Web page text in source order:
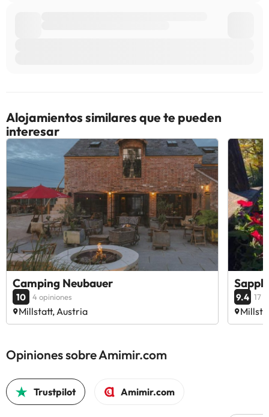
Alojamientos similares que te pueden
interesar
Camping Neubauer
10 4 opiniones
Millstatt, Austria
9.4 17
Opiniones sobre Amimir.com
Trustpilot Amimir.com